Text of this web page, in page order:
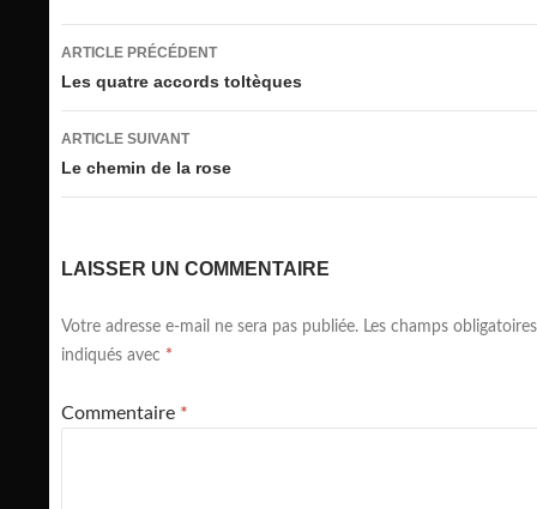
Navigation
des
articles
ARTICLE PRÉCÉDENT
Les quatre accords toltèques
ARTICLE SUIVANT
Le chemin de la rose
LAISSER UN COMMENTAIRE
Votre adresse e-mail ne sera pas publiée. Les champs
indiqués avec *
Commentaire *